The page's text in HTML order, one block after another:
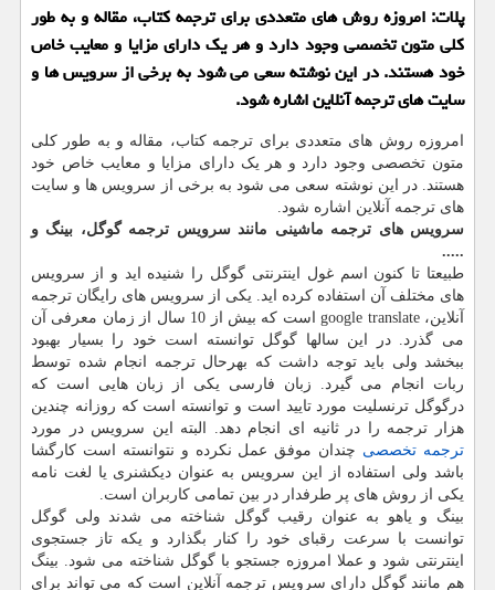
پلات: امروزه روش های متعددی برای ترجمه كتاب، مقاله و به طور
كلی متون تخصصی وجود دارد و هر یك دارای مزایا و معایب خاص
خود هستند. در این نوشته سعی می شود به برخی از سرویس ها و
سایت های ترجمه آنلاین اشاره شود.
امروزه روش های متعددی برای ترجمه کتاب، مقاله و به طور کلی
متون تخصصی وجود دارد و هر یک دارای مزایا و معایب خاص خود
هستند. در این نوشته سعی می شود به برخی از سرویس ها و سایت
های ترجمه آنلاین اشاره شود.
سرویس های ترجمه ماشینی مانند سرویس ترجمه گوگل، بینگ و
.....
طبیعتا تا کنون اسم غول اینترنتی گوگل را شنیده اید و از سرویس
های مختلف آن استفاده کرده اید. یکی از سرویس های رایگان ترجمه
آنلاین،google translate
است که بیش از 10 سال از زمان معرفی آن
می گذرد. در این سالها گوگل توانسته است خود را بسیار بهبود
ببخشد ولی باید توجه داشت که بهرحال ترجمه انجام شده توسط
ربات انجام می گیرد. زبان فارسی یکی از زبان هایی است که
درگوگل ترنسلیت مورد تایید است و توانسته است که روزانه چندین
هزار ترجمه را در ثانیه ای انجام دهد. البته این سرویس در مورد
ترجمه تخصصی چندان موفق عمل نکرده و نتوانسته است کارگشا
باشد ولی استفاده از این سرویس به عنوان دیکشنری یا لغت نامه
یکی از روش های پر طرفدار در بین تمامی کاربران است.
بینگ و یاهو به عنوان رقیب گوگل شناخته می شدند ولی گوگل
توانست با سرعت رقبای خود را کنار بگذارد و یکه تاز جستجوی
اینترنتی شود و عملا امروزه جستجو با گوگل شناخته می شود. بینگ
هم مانند گوگل دارای سرویس ترجمه آنلاین است که می تواند برای